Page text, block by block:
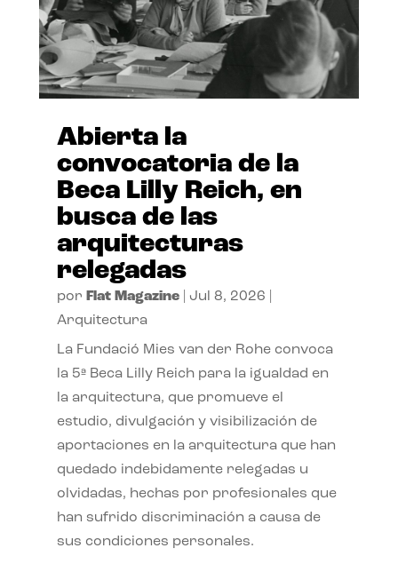
Abierta la
convocatoria de la
Beca Lilly Reich, en
busca de las
arquitecturas
relegadas
por Flat Magazine| Jul 8, 2026
Arquitectura
La Fundació Mies van der Rohe convoca
la 5ª Beca Lilly Reich para la igualdad en
la arquitectura, que promueve el
estudio, divulgación y visibilización de
aportaciones en la arquitectura que han
quedado indebidamente relegadas u
olvidadas, hechas por profesionales que
han sufrido discriminación a causa de
sus condiciones personales.